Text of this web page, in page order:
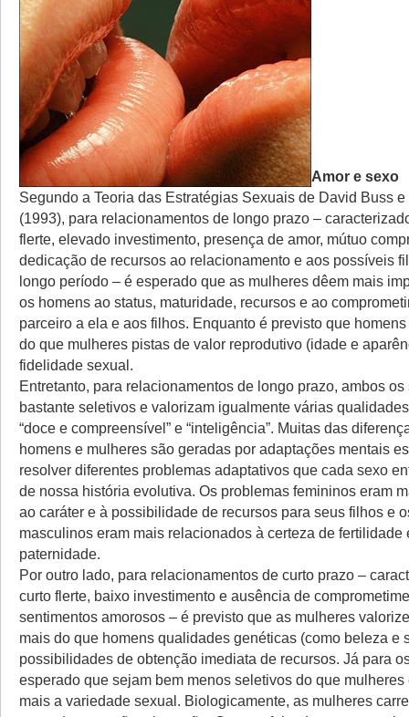
Amor e sexo
Segundo a Teoria das Estratégias Sexuais de David Buss
(1993), para relacionamentos de longo prazo –
flerte, elevado investimento, presença de amor, mútuo
dedicação de recursos ao relacionamento e aos possíveis
longo período – é esperado que as mulheres dêem mais
os homens ao status, maturidade, recursos e ao
parceiro a ela e aos filhos. Enquanto é previsto que
do que mulheres pistas de valor reprodutivo (idade e
fidelidade sexual.
Entretanto, para relacionamentos de longo prazo, ambos os
bastante seletivos e valorizam igualmente várias
“doce e compreensível” e “inteligência”. Muitas das
homens e mulheres são geradas por adaptações mentais
resolver diferentes problemas adaptativos que cada sexo
de nossa história evolutiva. Os problemas femininos eram
ao caráter e à possibilidade de recursos para seus filhos e
masculinos eram mais relacionados à certeza de fertilidade
paternidade.
Por outro lado, para relacionamentos de curto prazo –
curto flerte, baixo investimento e ausência de
sentimentos amorosos – é previsto que as mulheres
mais do que homens qualidades genéticas (como beleza e
possibilidades de obtenção imediata de recursos. Já para
esperado que sejam bem menos seletivos do que mulheres
mais a variedade sexual. Biologicamente, as mulheres